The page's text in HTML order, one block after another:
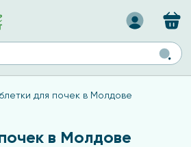
Назад
КОЖИ
для комбинированной кожи
для жирной кожи
для почек в Молдове
в Молдове